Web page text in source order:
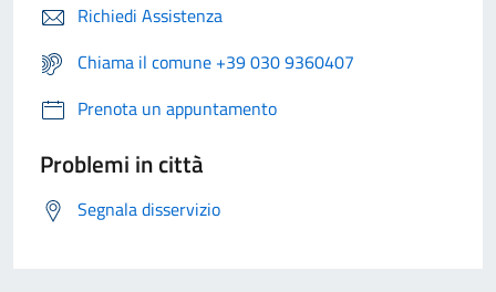
Richiedi Assistenza
Chiama il comune +39 030 9360407
Prenota un appuntamento
Problemi in città
Segnala disservizio